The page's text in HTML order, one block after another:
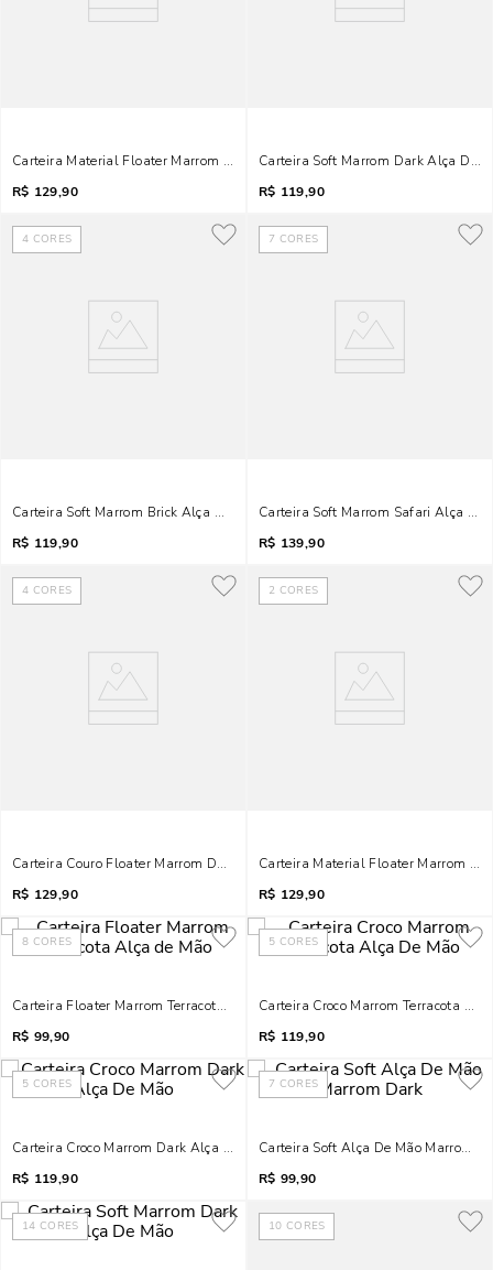
Carteira Material Floater Marrom Dark Cocoa
R$ 129,90
Carteira Soft Marrom Dark Alça De
R$ 119,90
4 CORES
Carteira Soft Marrom Brick Alça De Mão
R$ 119,90
7 CORES
Carteira Soft Marrom Safari Alça De
R$ 139,90
4 CORES
Carteira Couro Floater Marrom Dark
R$ 129,90
2 CORES
Carteira Material Floater Marrom
R$ 129,90
8 CORES
Carteira Floater Marrom Terracota Alça De Mão
R$ 99,90
5 CORES
Carteira Croco Marrom Terracota
R$ 119,90
5 CORES
Carteira Croco Marrom Dark Alça De Mão
R$ 119,90
7 CORES
Carteira Soft Alça De Mão Marrom
R$ 99,90
14 CORES 10 CORES